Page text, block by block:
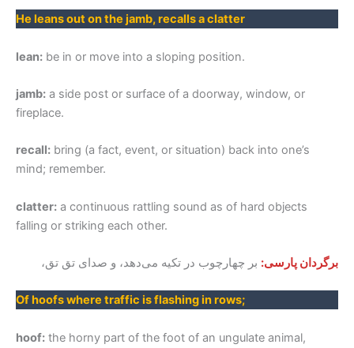
He leans out on the jamb, recalls a clatter
lean: be in or move into a sloping position.
jamb: a side post or surface of a doorway, window, or
fireplace.
recall: bring (a fact, event, or situation) back into one’s
mind; remember.
clatter: a continuous rattling sound as of hard objects
falling or striking each other.
برگردان پارسی: بر چهارچوب در تکیه می‌دهد، و صدای تق تق،
Of hoofs where traffic is flashing in rows;
hoof: the horny part of the foot of an ungulate animal,